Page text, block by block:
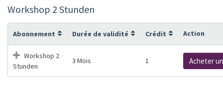
Workshop 2 Stunden
Abonnement Durée de validité Crédit Action
Workshop 2
Stunden
3 Mois 1 Acheter